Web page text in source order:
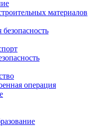
материалов
операция